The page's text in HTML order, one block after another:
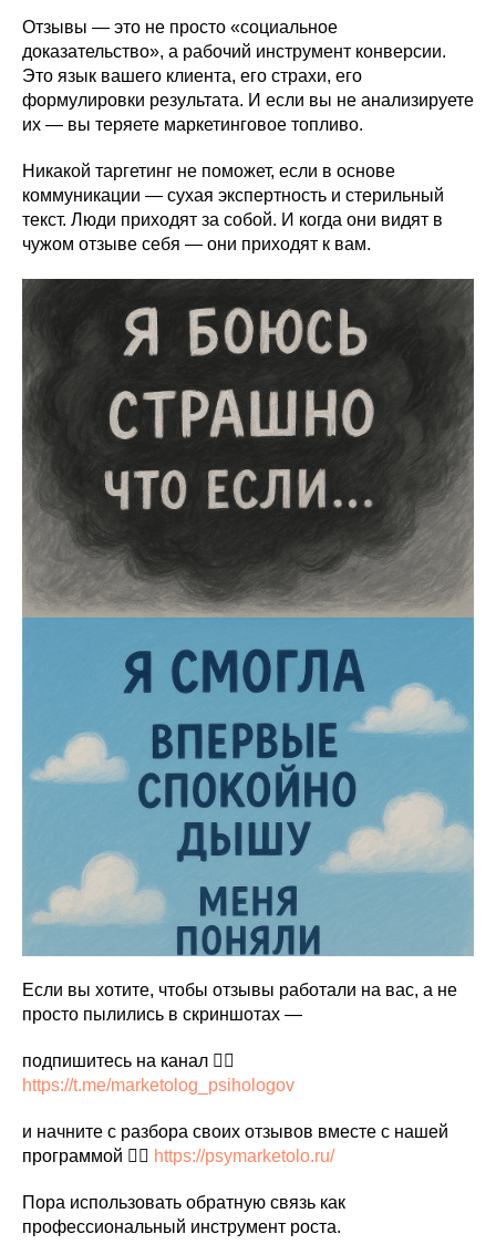
Отзывы — это не просто «социальное
доказательство», а рабочий инструмент конверсии.
Это язык вашего клиента, его страхи, его
формулировки результата. И если вы не анализируете
их — вы теряете маркетинговое топливо.
Никакой таргетинг не поможет, если в основе
коммуникации — сухая экспертность и стерильный
текст. Люди приходят за собой. И когда они видят в
чужом отзыве себя — они приходят к вам.
Если вы хотите, чтобы отзывы работали на вас, а не
просто пылились в скриншотах —
подпишитесь на канал 👉🏼
https://t.me/marketolog_psihologov
и начните с разбора своих отзывов вместе с нашей
программой 👉🏼 https://psymarketolo.ru/
Пора использовать обратную связь как
профессиональный инструмент роста.